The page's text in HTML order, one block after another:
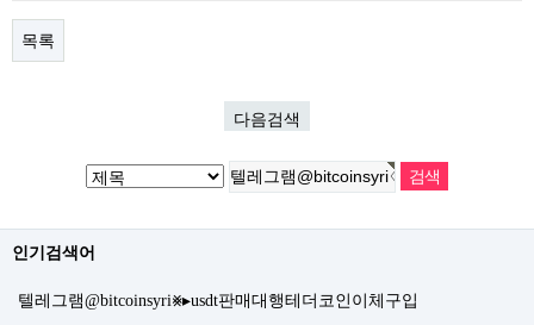
목록
다음검색
인기검색어
텔레그램@bitcoinsyri⨳▸usdt판매대행테더코인이체구입